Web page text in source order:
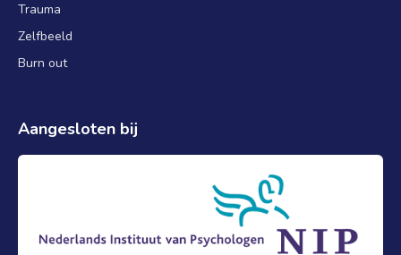
Trauma
Zelfbeeld
Burn out
Aangesloten bij